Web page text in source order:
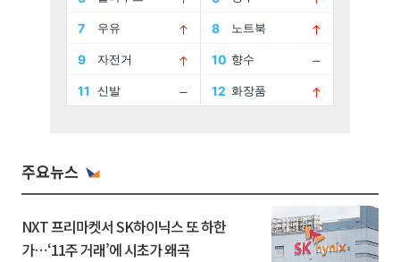
주요뉴스
NXT 프리마켓서 SK하이닉스 또 하한
가⋯‘11주 거래’에 시초가 왜곡